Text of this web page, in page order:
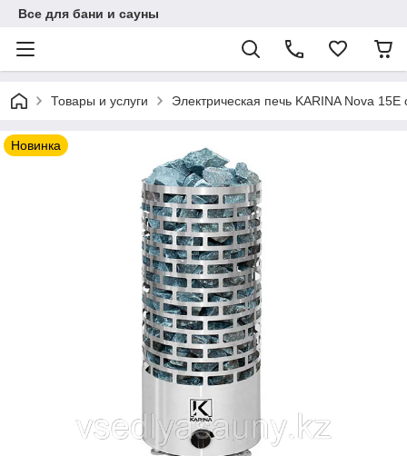
Все для бани и сауны
Товары и услуги Электрическая печь KARINA Nova
Новинка